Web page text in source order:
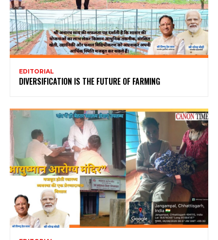
EDITORIAL
DIVERSIFICATION IS THE FUTURE OF FARMING